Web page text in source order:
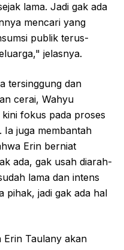
lama. Jadi gak ada
mencari yang
publik terus-
jelasnya.
tersinggung dan
cerai, Wahyu
fokus pada proses
Ia juga membantah
Erin berniat
ada, gak usah diarah-
lama dan intens
pihak, jadi gak ada hal
Erin Taulany akan